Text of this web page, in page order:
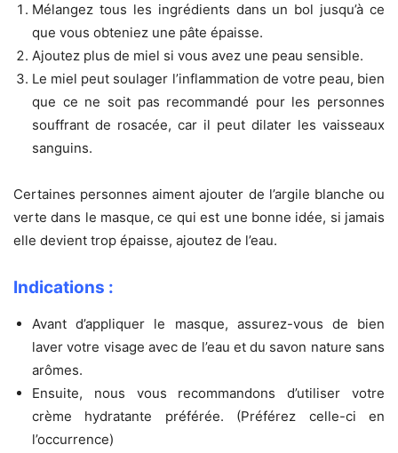
Mélangez tous les ingrédients dans un bol jusqu’à ce
que vous obteniez une pâte épaisse.
Ajoutez plus de miel si vous avez une peau sensible.
Le miel peut soulager l’inflammation de votre peau, bien
que ce ne soit pas recommandé pour les personnes
souffrant de rosacée, car il peut dilater les vaisseaux
sanguins.
Certaines personnes aiment ajouter de l’argile blanche ou
verte dans le masque, ce qui est une bonne idée, si jamais
elle devient trop épaisse, ajoutez de l’eau.
Indications :
Avant d’appliquer le masque, assurez-vous de bien
laver votre visage avec de l’eau et du savon nature sans
arômes.
Ensuite, nous vous recommandons d’utiliser votre
crème hydratante préférée. (Préférez celle-ci en
l’occurrence)